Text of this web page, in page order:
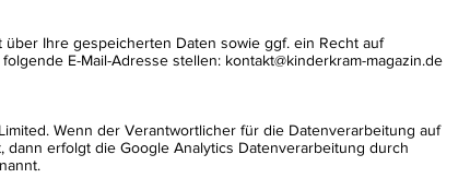
Ihre gespeicherten Daten sowie ggf. ein Recht auf
E-Mail-Adresse stellen: kontakt@kinderkram-magazin.de
Wenn der Verantwortlicher für die Datenverarbeitung auf
erfolgt die Google Analytics Datenverarbeitung durch